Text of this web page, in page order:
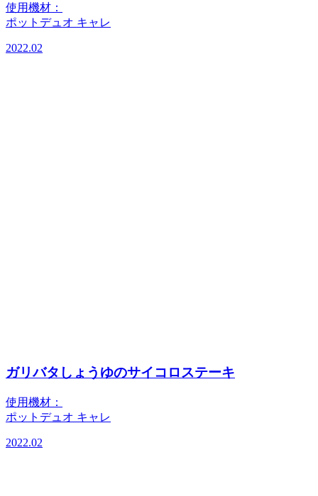
使用機材：
ポットデュオ キャレ
2022.02
ガリバタしょうゆのサイコロステーキ
使用機材：
ポットデュオ キャレ
2022.02